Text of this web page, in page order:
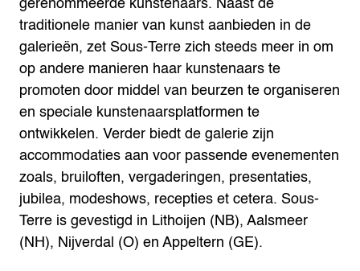
traditionele manier van kunst aanbieden in de
galerieën, zet Sous-Terre zich steeds meer in om
op andere manieren haar kunstenaars te
promoten door middel van beurzen te organiseren
en speciale kunstenaarsplatformen te
ontwikkelen. Verder biedt de galerie zijn
accommodaties aan voor passende evenementen
zoals, bruiloften, vergaderingen, presentaties,
jubilea, modeshows, recepties et cetera. Sous-
Terre is gevestigd in Lithoijen (NB), Aalsmeer
(NH), Nijverdal (O) en Appeltern (GE).